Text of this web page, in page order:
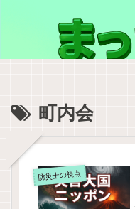
町内会
防災士の視点